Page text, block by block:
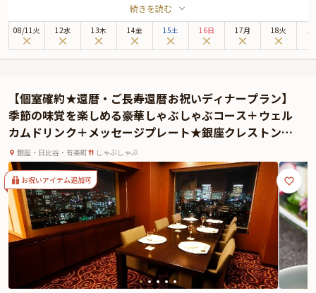
店です。美しい日本庭園を臨む店内は落ち着きがあり、特別な日の会食に最
適。上質なおもてなしと共に、極上のお料理を心ゆくまでご堪能ください。
お祝いディナープランでお召し上がりいただくのは、お好みに合わせてメイン
ートもご用意いたしました。
美しい和の風情を随所に感じられる「源氏香」で、特別な日にふさわしい贅沢
な時間をお過ごしください。
続きを読む
08/11火 12水 13木 14金 15土 16日 17月 18火
【個室確約★還暦・ご長寿還暦お祝いディナープラン】
季節の味覚を楽しめる豪華しゃぶしゃぶコース＋ウェル
カムドリンク＋メッセージプレート★銀座クレストンホ
テル32Fの高層階でご長寿の還暦お祝い
銀座・日比谷・有楽町 しゃぶしゃぶ
お祝いアイテム追加可